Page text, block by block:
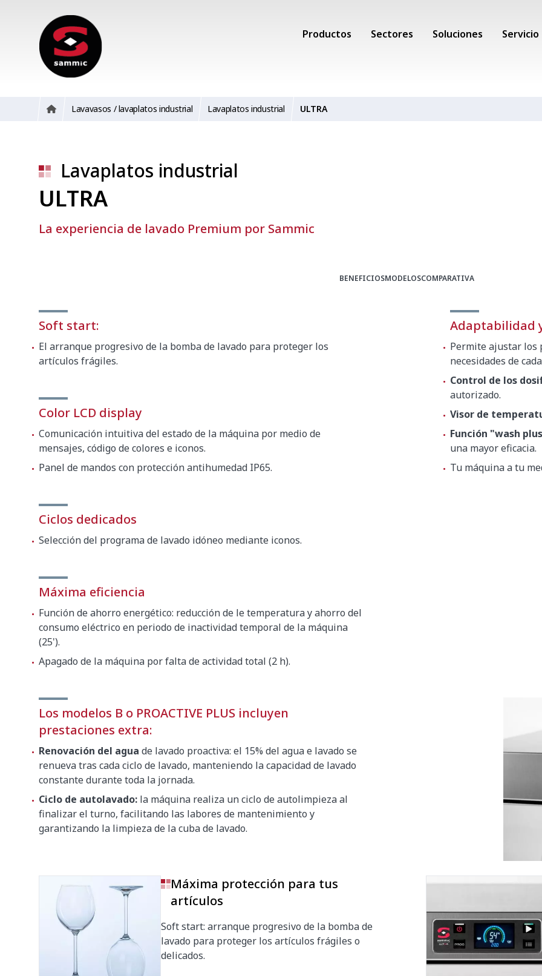
Productos Sectores Soluciones Servicio
Lavavasos / lavaplatos industrial Lavaplatos industrial ULTRA
Lavaplatos industrial
ULTRA
La experiencia de lavado Premium por Sammic
BENEFICIOSMODELOSCOMPARATIVA
Soft start:
El arranque progresivo de la bomba de lavado para proteger los
artículos frágiles.
Color LCD display
Comunicación intuitiva del estado de la máquina por medio de
mensajes, código de colores e iconos.
Panel de mandos con protección antihumedad IP65.
Ciclos dedicados
Selección del programa de lavado idóneo mediante iconos.
Máxima eficiencia
Función de ahorro energético: reducción de le temperatura y ahorro del
consumo eléctrico en periodo de inactividad temporal de la máquina
(25').
Apagado de la máquina por falta de actividad total (2 h).
Adaptabilidad
Permite ajustar los
necesidades de
Control de los
autorizado.
Visor de
Función "wash
una mayor eficacia.
Tu máquina a tu
Los modelos B o PROACTIVE PLUS incluyen
prestaciones extra:
Renovación del agua de lavado proactiva: el 15% del agua e lavado se
renueva tras cada ciclo de lavado, manteniendo la capacidad de lavado
constante durante toda la jornada.
Ciclo de autolavado: la máquina realiza un ciclo de autolimpieza al
finalizar el turno, facilitando las labores de mantenimiento y
garantizando la limpieza de la cuba de lavado.
Máxima protección para tus
artículos
Soft start: arranque progresivo de la bomba de
lavado para proteger los artículos frágiles o
delicados.